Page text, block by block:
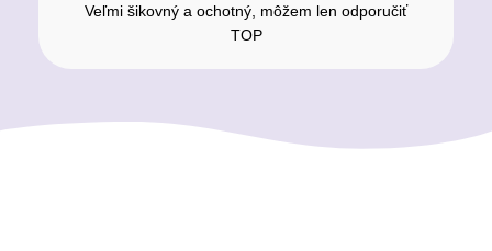
Veľmi šikovný a ochotný, môžem len odporučiť
TOP